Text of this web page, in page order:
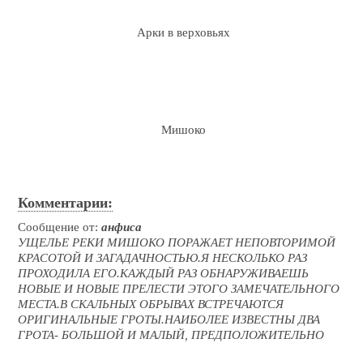
Арки в верховьях
Мишоко
Комментарии:
Сообщение от:анфиса
УЩЕЛЬЕ РЕКИ МИШОКО ПОРАЖАЕТ НЕПОВТОРИМОЙ
КРАСОТОЙ И ЗАГАДАЧНОСТЬЮ.Я НЕСКОЛЬКО РАЗ
ПРОХОДИЛА ЕГО.КАЖДЫЙ РАЗ ОБНАРУЖИВАЕШЬ
НОВЫЕ И НОВЫЕ ПРЕЛЕСТИ ЭТОГО ЗАМЕЧАТЕЛЬНОГО
МЕСТА.В СКАЛЬНЫХ ОБРЫВАХ ВСТРЕЧАЮТСЯ
ОРИГИНАЛЬНЫЕ ГРОТЫ.НАИБОЛЕЕ ИЗВЕСТНЫ ДВА
ГРОТА- БОЛЬШОЙ И МАЛЫЙ, ПРЕДПОЛОЖИТЕЛЬНО